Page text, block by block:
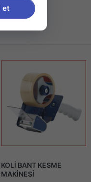
KOLİ BANT KESME
MAKİNESİ
et